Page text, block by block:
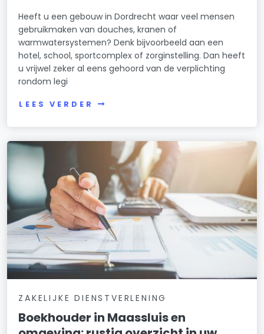
Heeft u een gebouw in Dordrecht waar veel mensen
gebruikmaken van douches, kranen of
warmwatersystemen? Denk bijvoorbeeld aan een
hotel, school, sportcomplex of zorginstelling. Dan heeft
u vrijwel zeker al eens gehoord van de verplichting
rondom legi
LEES VERDER
ZAKELIJKE DIENSTVERLENING
Boekhouder in Maassluis en